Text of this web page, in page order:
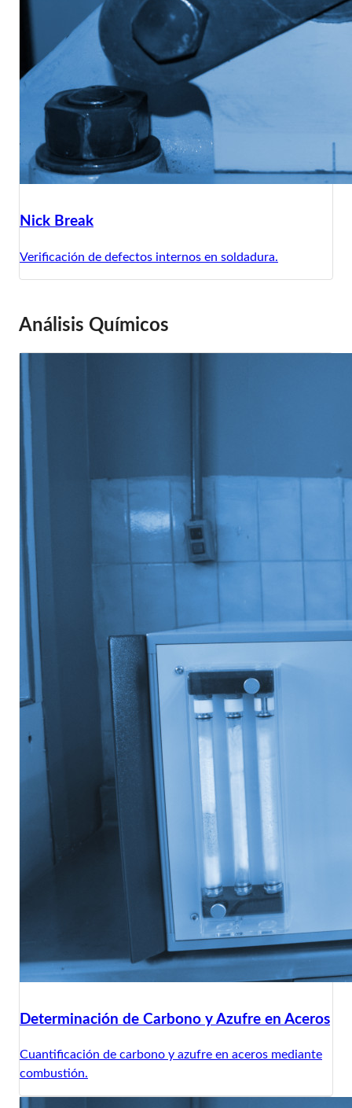
Nick Break
Verificación de defectos internos en soldadura.
Análisis Químicos
Determinación de Carbono y Azufre en Aceros
Cuantificación de carbono y azufre en aceros mediante
combustión.